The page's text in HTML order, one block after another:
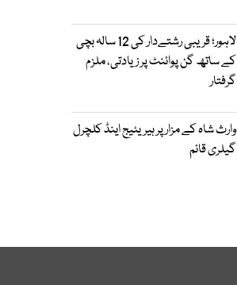
لاہور؛ قریبی رشتےدار کی 12 سالہ بچی
کے ساتھ گن پوائنٹ پر زیادتی، ملزم
گرفتار
وارث شاہ کے مزار پر ہیریٹیج اینڈ کلچرل
گیلری قائم